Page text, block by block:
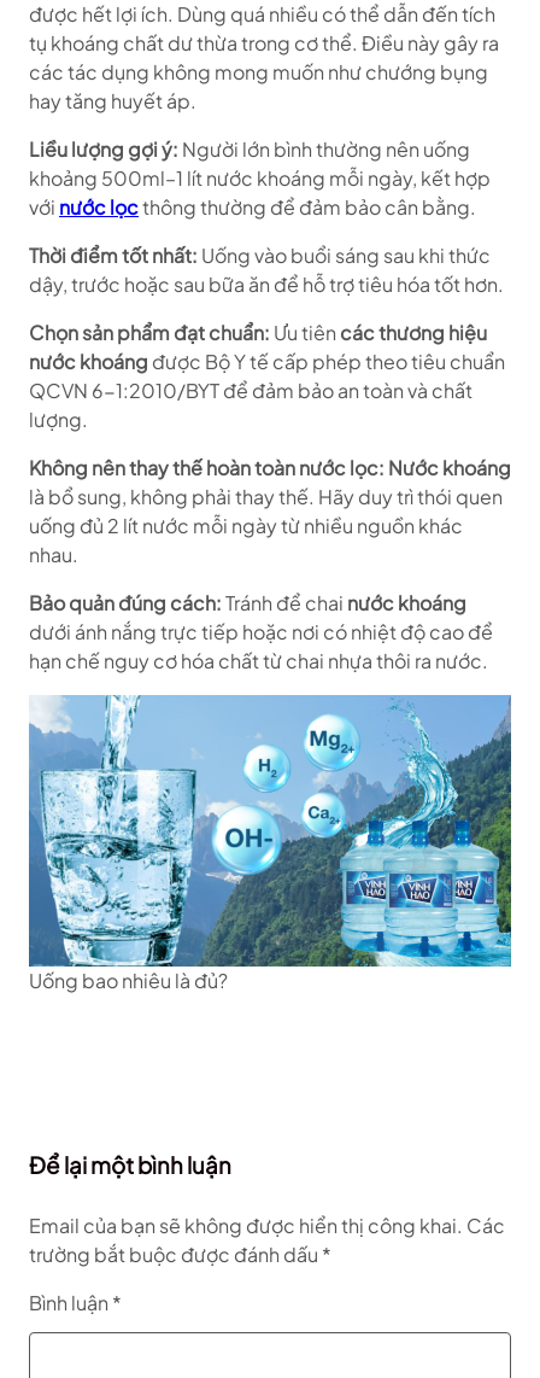
được hết lợi ích. Dùng quá nhiều có thể dẫn đến tích
tụ khoáng chất dư thừa trong cơ thể. Điều này gây ra
các tác dụng không mong muốn như chướng bụng
hay tăng huyết áp.
Liều lượng gợi ý: Người lớn bình thường nên uống
khoảng 500ml–1 lít nước khoáng mỗi ngày, kết hợp
với nước lọcthông thường để đảm bảo cân bằng.
Thời điểm tốt nhất: Uống vào buổi sáng sau khi thức
dậy, trước hoặc sau bữa ăn để hỗ trợ tiêu hóa tốt hơn.
Chọn sản phẩm đạt chuẩn: Ưu tiên các thương hiệu
nước khoáng được Bộ Y tế cấp phép theo tiêu chuẩn
QCVN 6-1:2010/BYT để đảm bảo an toàn và chất
lượng.
Không nên thay thế hoàn toàn nước lọc: Nước khoáng
là bổ sung, không phải thay thế. Hãy duy trì thói quen
uống đủ 2 lít nước mỗi ngày từ nhiều nguồn khác
nhau.
Bảo quản đúng cách:Tránh để chai nước khoáng
dưới ánh nắng trực tiếp hoặc nơi có nhiệt độ cao để
hạn chế nguy cơ hóa chất từ chai nhựa thôi ra nước.
Uống bao nhiêu là đủ?
Để lại một bình luận
Email của bạn sẽ không được hiển thị công khai. Các
trường bắt buộc được đánh dấu *
Bình luận *